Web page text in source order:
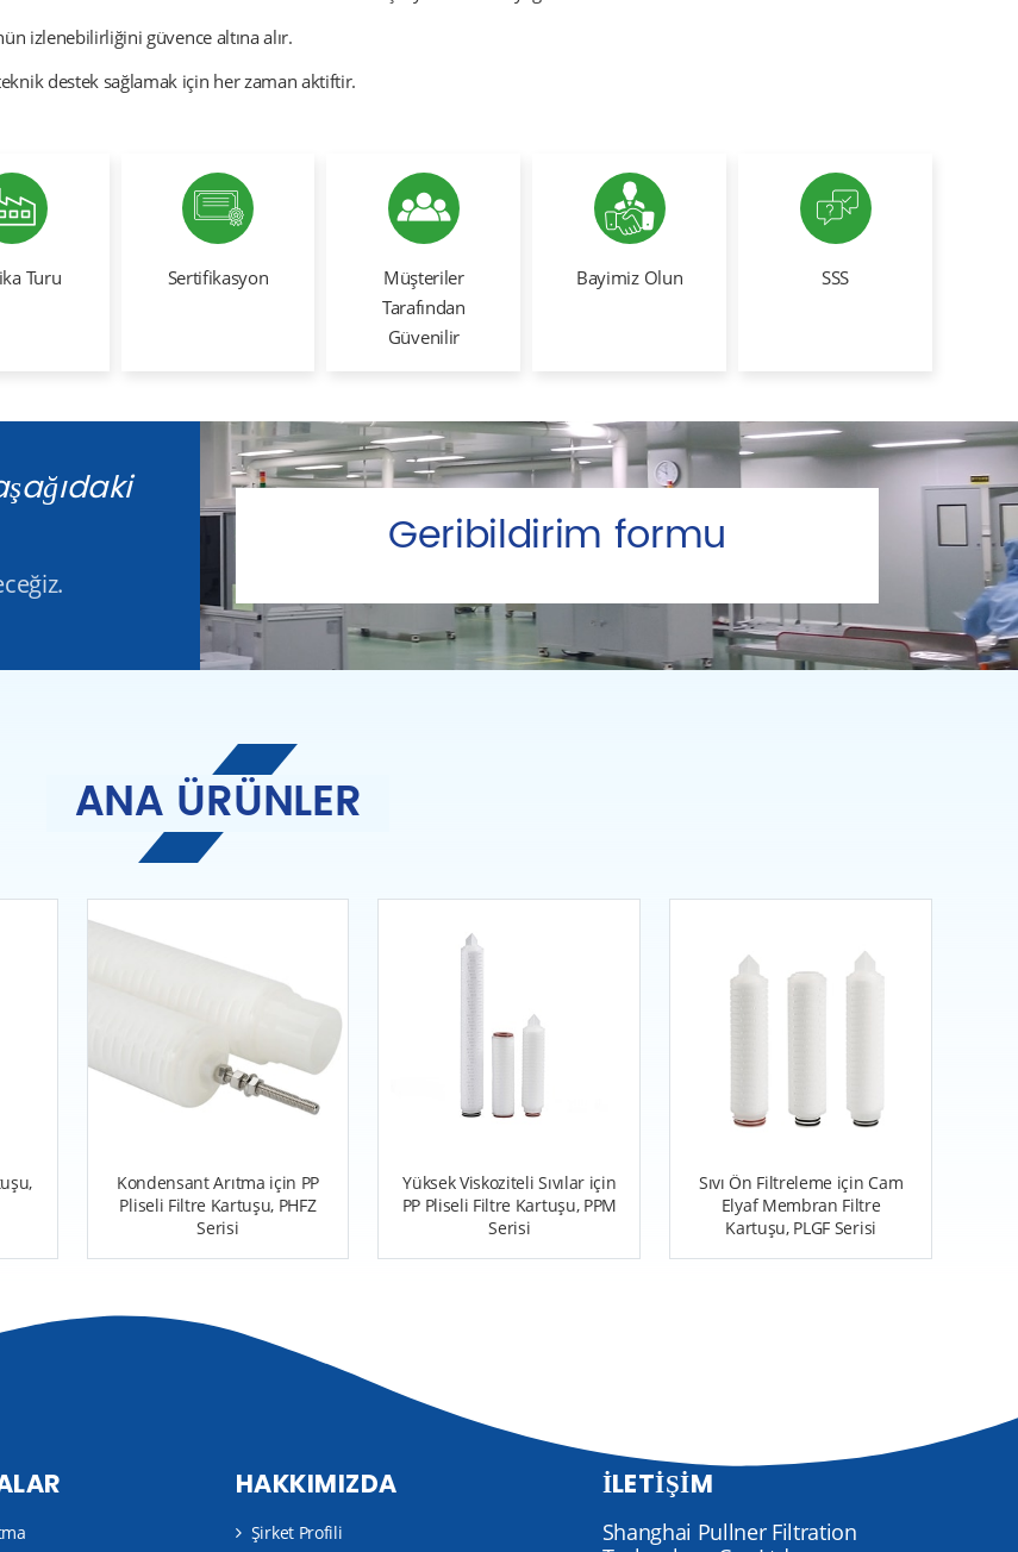
izlenebilirliğini güvence altına alır.
destek sağlamak için her zaman aktiftir.
Turu Sertifikasyon
Müşteriler
Tarafından
Güvenilir
Bayimiz Olun SSS
Geribildirim formu
ANA ÜRÜNLER
Kondensant Arıtma için PP
Pliseli Filtre Kartuşu, PHFZ
Serisi
Yüksek Viskoziteli Sıvılar için
PP Pliseli Filtre Kartuşu, PPM
Serisi
Sıvı Ön Filtreleme için Cam
Elyaf Membran Filtre
Kartuşu, PLGF Serisi
HAKKIMIZDA
Şirket Profili
İLETIŞIM
Shanghai Pullner Filtration